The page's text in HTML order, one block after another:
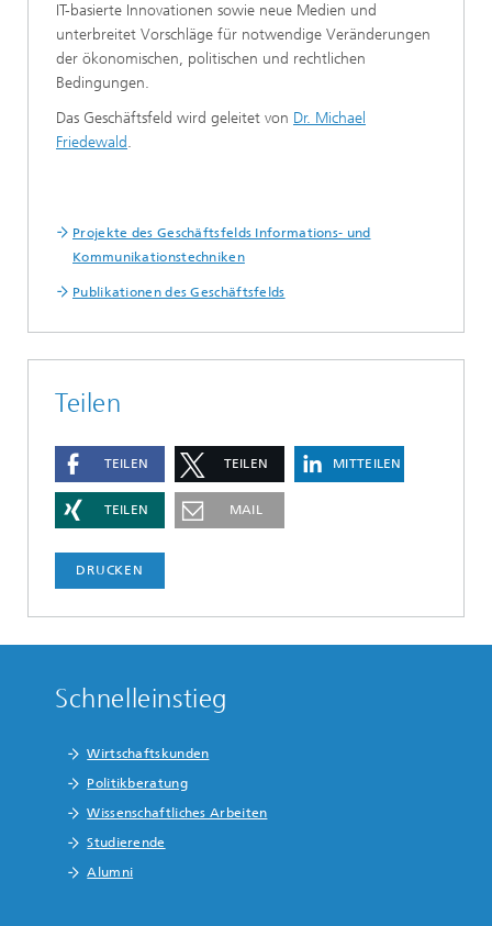
IT-basierte Innovationen sowie neue Medien und
unterbreitet Vorschläge für notwendige Veränderungen
der ökonomischen, politischen und rechtlichen
Bedingungen.
Das Geschäftsfeld wird geleitet von Dr. Michael
Friedewald.
Projekte des Geschäftsfelds Informations- und
Kommunikationstechniken
Publikationen des Geschäftsfelds
Teilen
TEILEN TEILEN MITTEILEN
TEILEN MAIL
DRUCKEN
Schnelleinstieg
Wirtschaftskunden
Politikberatung
Wissenschaftliches Arbeiten
Studierende
Alumni